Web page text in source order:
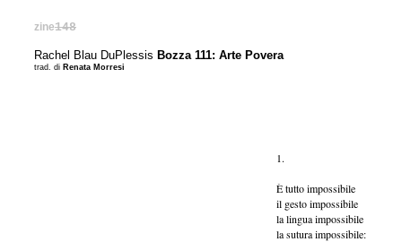
zine148
Rachel Blau DuPlessis Bozza 111: Arte Povera
trad. di Renata Morresi
1.
È tutto impossibile
il gesto impossibile
la lingua impossibile
la sutura impossibile: